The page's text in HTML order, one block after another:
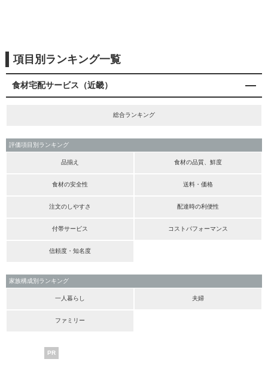
項目別ランキング一覧
食材宅配サービス（近畿）
総合ランキング
評価項目別ランキング
品揃え 食材の品質、鮮度
食材の安全性 送料・価格
注文のしやすさ 配達時の利便性
付帯サービス コストパフォーマンス
信頼度・知名度
家族構成別ランキング
一人暮らし 夫婦
ファミリー
PR